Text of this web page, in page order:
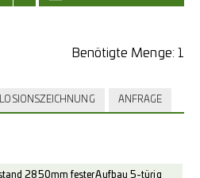
Benötigte Menge: 1
ANFRAGE
2850mm fester Aufbau 5-türig